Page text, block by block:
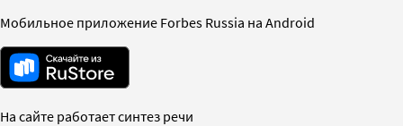
Мобильное приложение Forbes Russia на Android
На сайте работает синтез речи